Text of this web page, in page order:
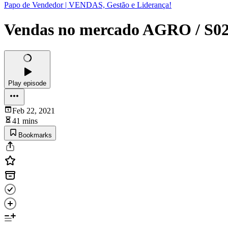
Papo de Vendedor | VENDAS, Gestão e Liderança!
Vendas no mercado AGRO /
Play episode
Feb 22, 2021
41 mins
Bookmarks